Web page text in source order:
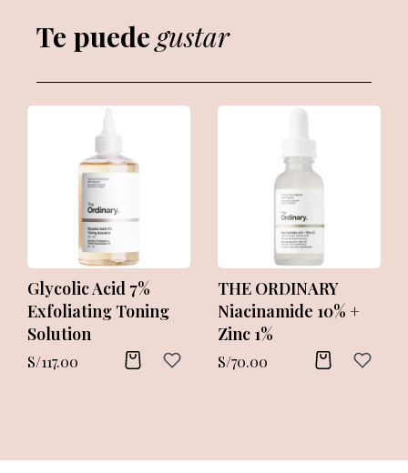
Te puedegustar
THE ORDINARY AHA
30% + BHA 2%
Peeling Solution
S/80.00
THE ORDINARY
Buffet Anti-Aging
Serum
S/149.00